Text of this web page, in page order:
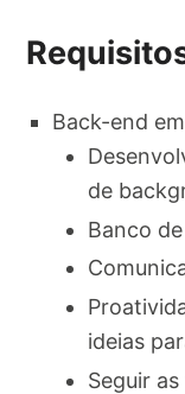
Back-end
de
Banco
ideias
Seguir